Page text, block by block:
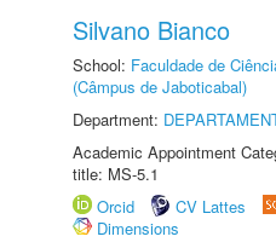
Silvano Bianco
School: Faculdade de
(Câmpus de Jaboticabal)
Department:
Academic Appointment
title: MS-5.1
Orcid
CV Lattes
Dimensions